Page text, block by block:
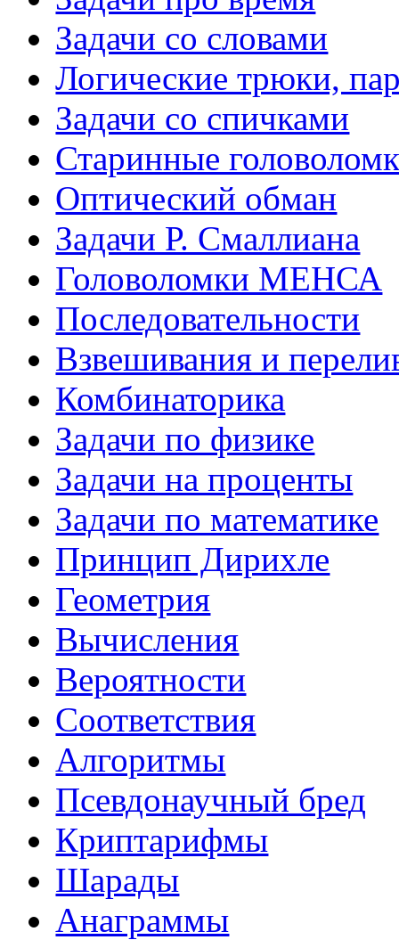
Задачи со словами
Логические трюки,
Задачи со спичками
Старинные
Оптический обман
Задачи Р. Смаллиана
Головоломки МЕНСА
Последовательности
Взвешивания и
Комбинаторика
Задачи по физике
Задачи на проценты
Задачи по математике
Принцип Дирихле
Геометрия
Вычисления
Вероятности
Соответствия
Алгоритмы
Псевдонаучный бред
Криптарифмы
Шарады
Анаграммы